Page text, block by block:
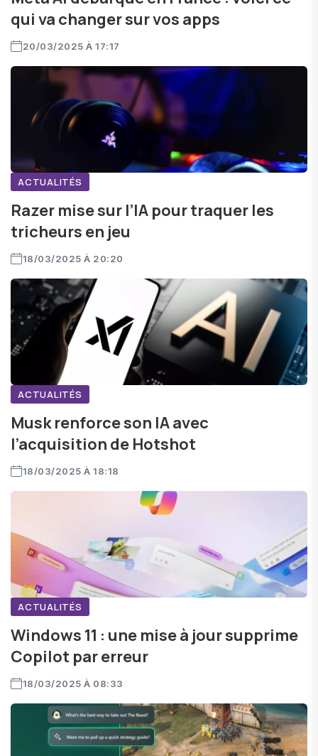
qui va changer sur vos apps
20/03/2025 À 17:17
ACTUALITÉS
Razer mise sur l’IA pour traquer les
tricheurs en jeu
18/03/2025 À 20:20
ACTUALITÉS
Musk renforce son IA avec
l’acquisition de Hotshot
18/03/2025 À 18:18
ACTUALITÉS
Windows 11 : une mise à jour supprime
Copilot par erreur
18/03/2025 À 08:33